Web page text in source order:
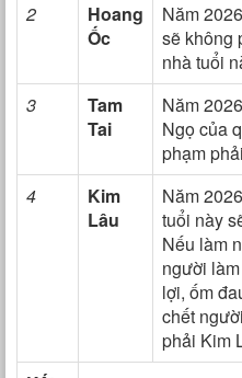
2
Hoang
Ốc
Năm
sẽ không
nhà tuổi
3
Tam
Tai
Năm
Ngọ của
phạm
4
Kim
Lâu
Năm
tuổi này
Nếu làm
người
lợi, ốm
chết
phải Kim